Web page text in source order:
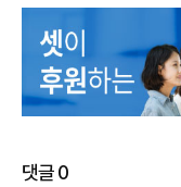
댓글0